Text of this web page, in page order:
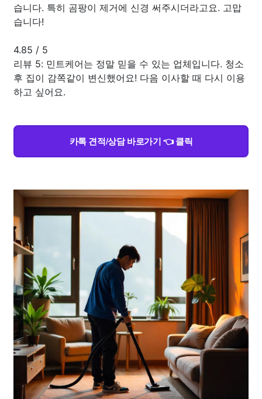
습니다. 특히 곰팡이 제거에 신경 써주시더라고요. 고맙
습니다!
4.85 / 5
리뷰 5: 민트케어는 정말 믿을 수 있는 업체입니다. 청소
후 집이 감쪽같이 변신했어요! 다음 이사할 때 다시 이용
하고 싶어요.
카톡 견적/상담 바로가기 👈 클릭